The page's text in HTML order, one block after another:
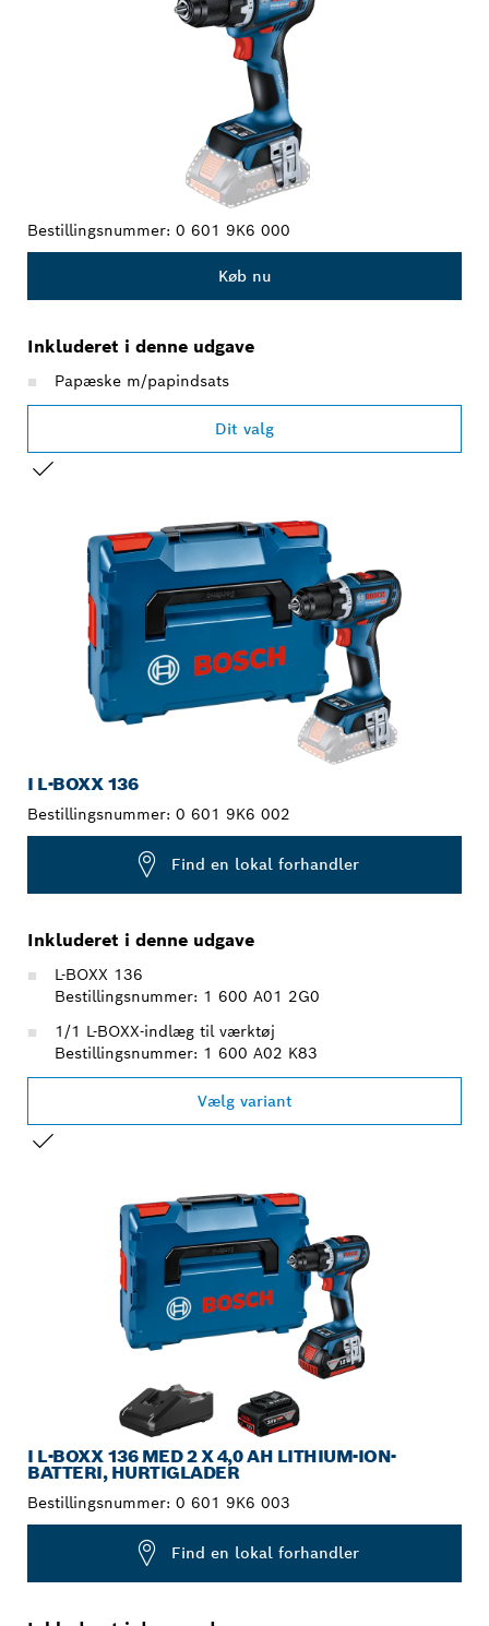
Bestillingsnummer: 0 601 9K6 000
Køb nu
Inkluderet i denne udgave
Papæske m/papindsats
Dit valg
I L-BOXX 136
Bestillingsnummer: 0 601 9K6 002
Find en lokal forhandler
Inkluderet i denne udgave
L-BOXX 136
Bestillingsnummer: 1 600 A01 2G0
1/1 L-BOXX-indlæg til værktøj
Bestillingsnummer: 1 600 A02 K83
Vælg variant
I L-BOXX 136 MED 2 X 4,0 AH LITHIUM-ION-
BATTERI, HURTIGLADER
Bestillingsnummer: 0 601 9K6 003
Find en lokal forhandler